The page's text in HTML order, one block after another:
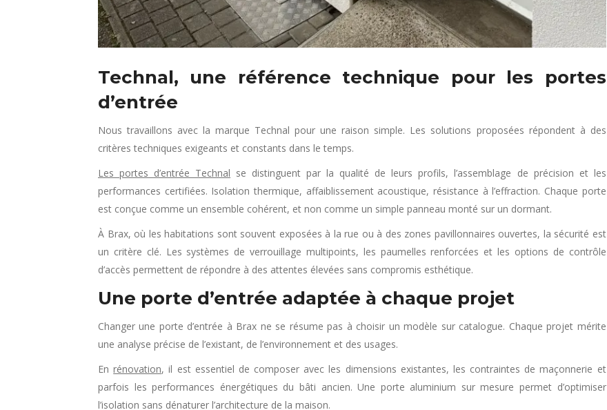
Technal, une référence technique pour les portes
d’entrée
Nous travaillons avec la marque Technal pour une raison simple. Les solutions proposées répondent à des
critères techniques exigeants et constants dans le temps.
Les portes d’entrée Technal se distinguent par la qualité de leurs profils, l’assemblage de précision et les
performances certifiées. Isolation thermique, affaiblissement acoustique, résistance à l’effraction. Chaque porte
est conçue comme un ensemble cohérent, et non comme un simple panneau monté sur un dormant.
À Brax, où les habitations sont souvent exposées à la rue ou à des zones pavillonnaires ouvertes, la sécurité est
un critère clé. Les systèmes de verrouillage multipoints, les paumelles renforcées et les options de contrôle
d’accès permettent de répondre à des attentes élevées sans compromis esthétique.
Une porte d’entrée adaptée à chaque projet
Changer une porte d’entrée à Brax ne se résume pas à choisir un modèle sur catalogue. Chaque projet mérite
une analyse précise de l’existant, de l’environnement et des usages.
Enrénovation, il est essentiel de composer avec les dimensions existantes, les contraintes de maçonnerie et
parfois les performances énergétiques du bâti ancien. Une porte aluminium sur mesure permet d’optimiser
l’isolation sans dénaturer l’architecture de la maison.